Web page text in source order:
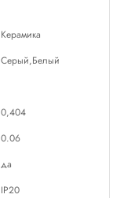
Керамика
Серый,Белый
0,404
0.06
да
IP20